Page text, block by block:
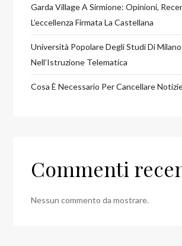
Garda Village A Sirmione: Opinioni,
L’eccellenza Firmata La Castellana
Università Popolare Degli Studi Di
Nell’Istruzione Telematica
Cosa È Necessario Per Cancellare
Commenti
Nessun commento da mostrare.